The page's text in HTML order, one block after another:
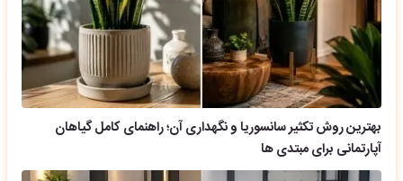
بهترین روش تکثیر سانسوریا و نگهداری آن؛ راهنمای کامل گیاهان
آپارتمانی برای مبتدی ها